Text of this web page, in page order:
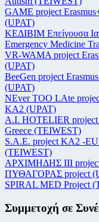
GAME project
(UPAT)
ΚΕΔΙΒΙΜ Επείγουσα
Emergency Medicine
VR-WAMA project
(UPAT)
BeeGen project
(UPAT)
NEver TOO LAte
KA2 (UPAT)
Α.Ι. HOTELIER project
Greece (TEIWEST)
S.A.E. project KA2 -EU
(TEIWEST)
ΑΡΧΙΜΗΔΗΣ ΙΙΙ
ΠΥΘΑΓΟΡΑΣ project
SPIRAL MED Project
Συμμετοχή σε